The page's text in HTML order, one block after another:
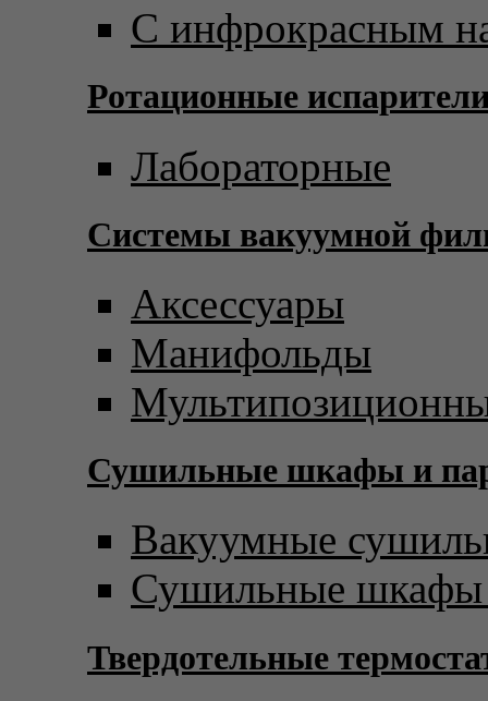
С инфрокрасным
Ротационные
Лабораторные
Системы вакуумной
Аксессуары
Манифольды
Сушильные шкафы и
Вакуумные
Сушильные шкафы
Твердотельные